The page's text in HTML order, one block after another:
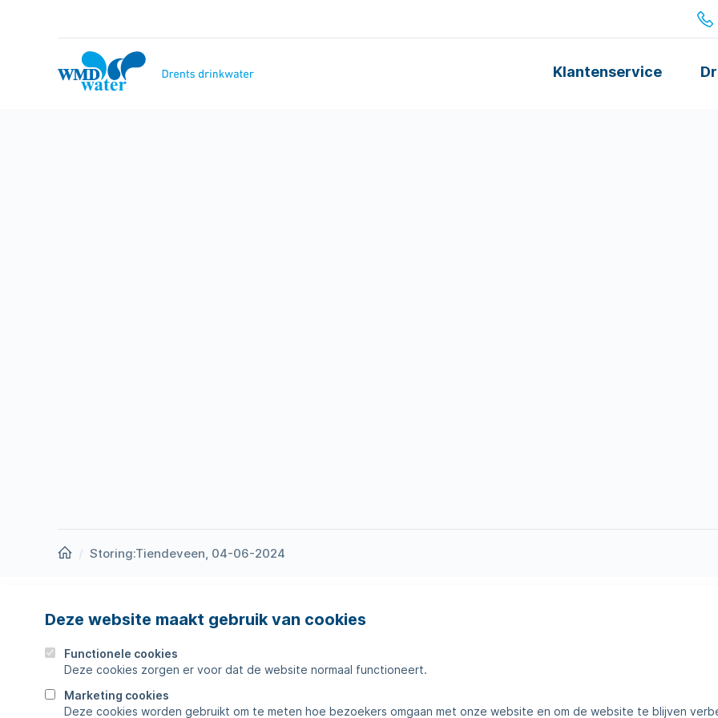
Deze website maakt gebruik van cookies
Functionele cookies
Deze cookies zorgen er voor dat de website normaal functioneert.
Marketing cookies
Deze cookies worden gebruikt om te meten hoe bezoekers omgaan met onze website en om de website te blijven
WMD
Drinkwater
Klantenservice
Homepage
Storing:Tiendeveen, 04-06-2024
Nieuws
Werken bij
Zakelijk
Storingen
Veelgestelde vragen